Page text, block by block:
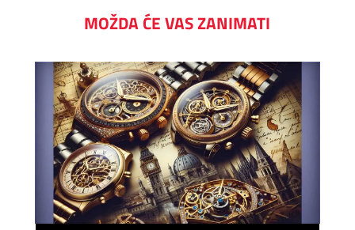
MOŽDA ĆE VAS ZANIMATI